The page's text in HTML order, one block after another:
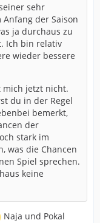
sehr
der Saison
ja durchaus zu
Ich bin relativ
wieder bessere
mich jetzt nicht.
du in der Regel
bemerkt,
der
stark im
was die Chancen
Spiel sprechen.
keine
Naja und Pokal